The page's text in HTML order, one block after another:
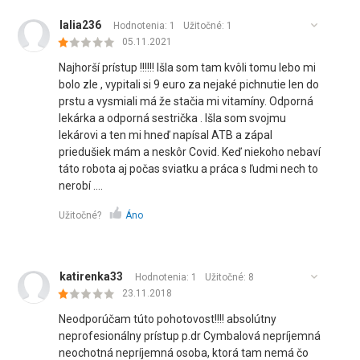
lalia236 Hodnotenia: 1 Užitočné: 1
05.11.2021
Najhorší prístup !!!!!! Išla som tam kvôli tomu lebo mi
bolo zle , vypitali si 9 euro za nejaké pichnutie len do
prstu a vysmiali má že stačia mi vitamíny. Odporná
lekárka a odporná sestrička . Išla som svojmu
lekárovi a ten mi hneď napísal ATB a zápal
priedušiek mám a neskôr Covid. Keď niekoho nebaví
táto robota aj počas sviatku a práca s ľudmi nech to
nerobí ….
Užitočné? Áno
katirenka33 Hodnotenia: 1 Užitočné: 8
23.11.2018
Neodporúčam túto pohotovost!!!! absolútny
neprofesionálny prístup p.dr Cymbalová nepríjemná
neochotná nepríjemná osoba, ktorá tam nemá čo